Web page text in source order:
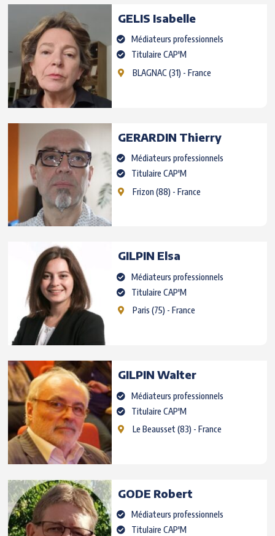
GELIS Isabelle
Médiateurs professionnels
Titulaire CAP'M
BLAGNAC(31) - France
GERARDIN Thierry
Médiateurs professionnels
Titulaire CAP'M
Frizon(88) - France
GILPIN Elsa
Médiateurs professionnels
Titulaire CAP'M
Paris (75) - France
GILPIN Walter
Médiateurs professionnels
Titulaire CAP'M
Le Beausset (83) - France
GODE Robert
Médiateurs professionnels
Titulaire CAP'M